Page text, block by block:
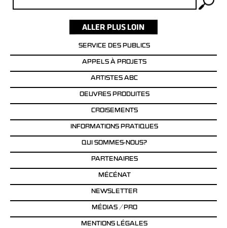
SERVICE DES PUBLICS
APPELS À PROJETS
ARTISTES ABC
OEUVRES PRODUITES
CROISEMENTS
INFORMATIONS PRATIQUES
QUI SOMMES-NOUS?
PARTENAIRES
MÉCÉNAT
NEWSLETTER
MÉDIAS / PRO
MENTIONS LÉGALES